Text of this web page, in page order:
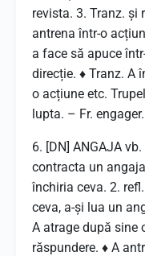
revista. 3. Tranz. și
antrena într-o
a face să apuce
direcție. ♦ Tranz. A
o acțiune etc.
lupta. – Fr. engager.
6. [DN] ANGAJA vb.
contracta un
închiria ceva. 2.
ceva, a-și lua un
A atrage după sine
răspundere. ♦ A